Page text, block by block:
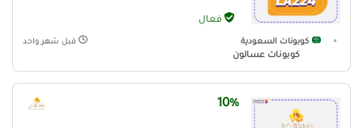
فعال
كوبونات السعودية
كوبونات عسالون
قبل شهر واحد
10%